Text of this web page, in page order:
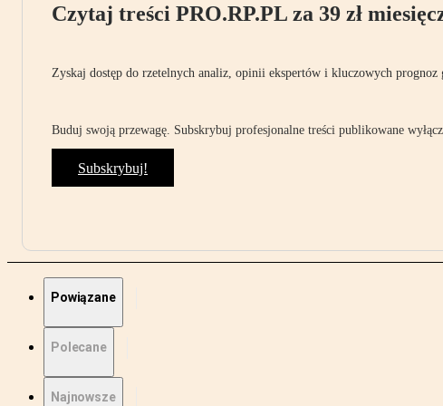
Czytaj treści PRO.RP.PL za 39 zł
Zyskaj dostęp do rzetelnych analiz, opinii ekspertów i kluczowych prognoz
Buduj swoją przewagę. Subskrybuj profesjonalne treści publikowane
Subskrybuj!
Powiązane
Polecane
Najnowsze